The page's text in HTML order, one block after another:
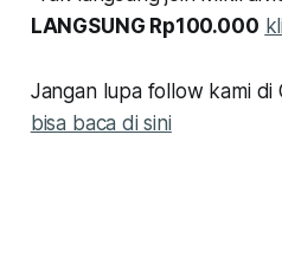
LANGSUNG Rp100.000
Jangan lupa follow kami di
bisa baca di sini